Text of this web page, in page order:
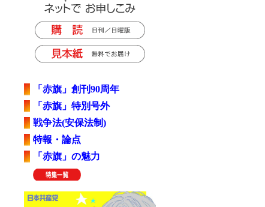
「赤旗」創刊90周年
「赤旗」特別号外
戦争法(安保法制)
特報・論点
「赤旗」の魅力